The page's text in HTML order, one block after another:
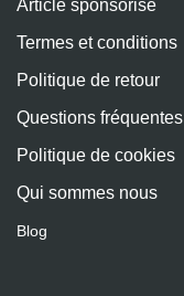
Article sponsorisé
Termes et conditions
Politique de retour
Questions fréquentes
Politique de cookies
Qui sommes nous
Blog